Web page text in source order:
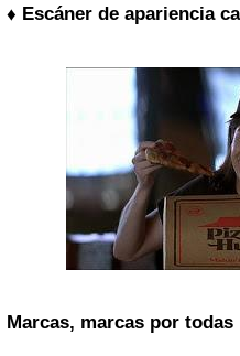
♦ Escáner de apariencia
Marcas, marcas por todas